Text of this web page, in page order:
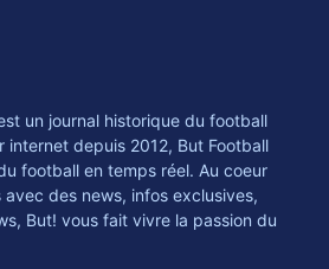
un journal historique du football
internet depuis 2012, But Football
football en temps réel. Au coeur
des news, infos exclusives,
But! vous fait vivre la passion du